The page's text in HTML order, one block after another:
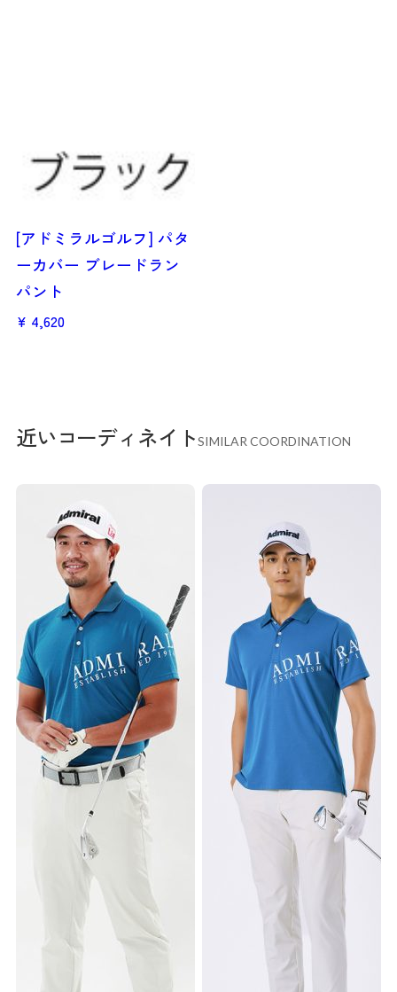
[アドミラルゴルフ] パタ
ーカバー ブレードラン
パント
4,620
近いコーディネイトSIMILAR COORDINATION